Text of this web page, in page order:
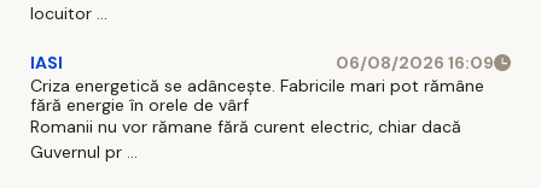
locuitor ...
IASI
06/08/2026 16:09
Criza energetică se adâncește. Fabricile mari pot rămâne
fără energie în orele de vârf
Romanii nu vor rămane fără curent electric, chiar dacă
Guvernul pr ...